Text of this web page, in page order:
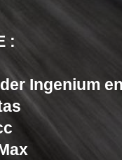
:
2.0
Ingenium